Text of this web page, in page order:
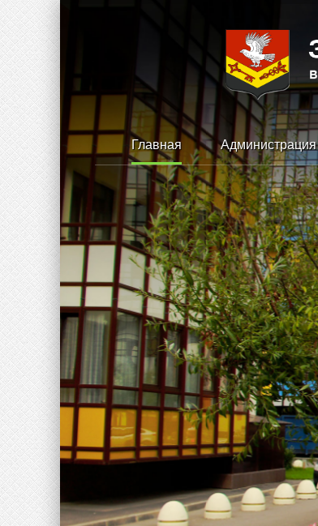
Главная Администрация